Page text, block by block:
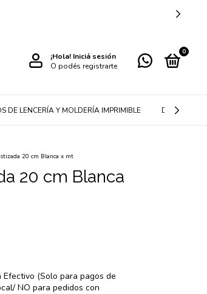
¡Hola! Iniciá sesión
O podés registrarte
0
DE LENCERÍA Y MOLDERÍA IMPRIMIBLE DETALLES
20 cm Blanca x mt
20 cm Blanca
Efectivo (Solo para pagos de
NO para pedidos con